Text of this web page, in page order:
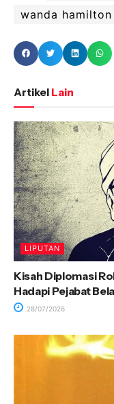
wanda hamilton
Artikel Lain
LIPUTAN
Kisah Diplomasi
Hadapi Pejabat
28/07/2026